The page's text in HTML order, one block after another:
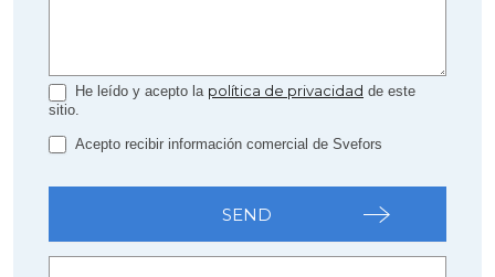
He leído y acepto la política de privacidad de este
sitio.
Acepto recibir información comercial de Svefors
SEND